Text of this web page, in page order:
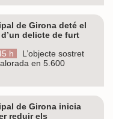
de Girona deté el
delicte de furt
h
L’objecte sostret
en 5.600
de Girona inicia
reduir els